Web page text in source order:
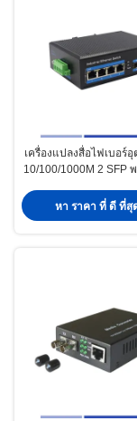
เครื่องแปลงสื่อไฟเบอร์
10/100/1000M 2 SFP
1310nm
หา ราคา ที่ ดี ที่สุ